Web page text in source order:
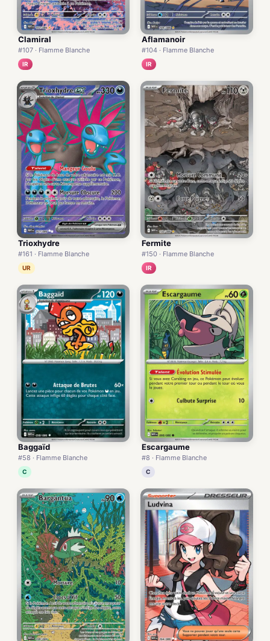
Clamiral
#107 · Flamme Blanche
IR
Aflamanoir
#104 · Flamme Blanche
IR
Trioxhydre
#161 · Flamme Blanche
UR
Fermite
#150 · Flamme Blanche
IR
Baggaïd
#58 · Flamme Blanche
C
Escargaume
#8 · Flamme Blanche
C